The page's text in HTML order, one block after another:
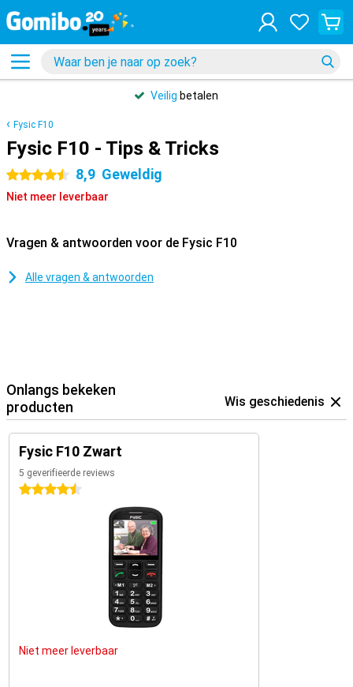
Veilig betalen
Fysic F10
Fysic F10 - Tips & Tricks
4.5 sterren 8,9 Geweldig
Niet meer leverbaar
Vragen & antwoorden voor de Fysic F10
Alle vragen & antwoorden
Onlangs bekeken
producten
Wis geschiedenis
Fysic F10 Zwart
5 geverifieerde reviews
4.5 sterren
Niet meer leverbaar